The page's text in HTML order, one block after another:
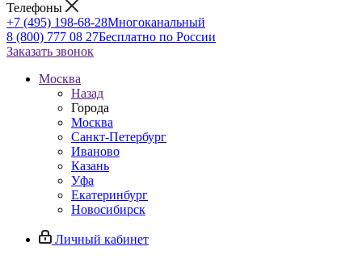
Телефоны
+7 (495) 198-68-28Многоканальный
8 (800) 777 08 27Бесплатно по России
Заказать звонок
Москва
Назад
Города
Москва
Санкт-Петербург
Иваново
Казань
Уфа
Екатеринбург
Новосибирск
Личный кабинет